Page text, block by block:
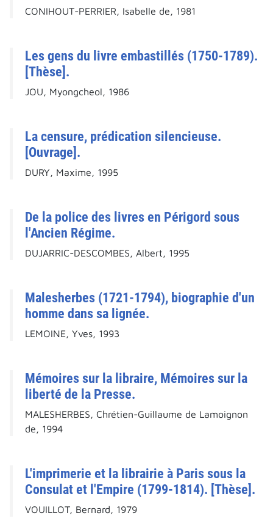
CONIHOUT-PERRIER, Isabelle de, 1981
Les gens du livre embastillés (1750-1789).
[Thèse].
JOU, Myongcheol, 1986
La censure, prédication silencieuse.
[Ouvrage].
DURY, Maxime, 1995
De la police des livres en Périgord sous
l'Ancien Régime.
DUJARRIC-DESCOMBES, Albert, 1995
Malesherbes (1721-1794), biographie d'un
homme dans sa lignée.
LEMOINE, Yves, 1993
Mémoires sur la libraire, Mémoires sur la
liberté de la Presse.
MALESHERBES, Chrétien-Guillaume de Lamoignon
de, 1994
L'imprimerie et la librairie à Paris sous la
Consulat et l'Empire (1799-1814). [Thèse].
VOUILLOT, Bernard, 1979